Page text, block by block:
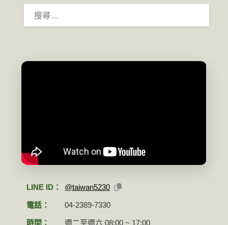
搜
尋：
LINE ID： @taiwan5230
電話： 04-2389-7330
時間： 週二至週六 08:00 ~ 17:00